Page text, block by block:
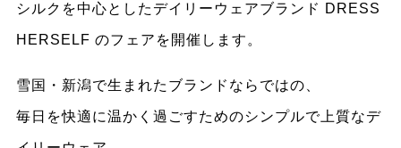
シルクを中心としたデイリーウェアブランド DRESS
HERSELF のフェアを開催します。
雪国・新潟で生まれたブランドならではの、
毎日を快適に温かく過ごすためのシンプルで上質なデ